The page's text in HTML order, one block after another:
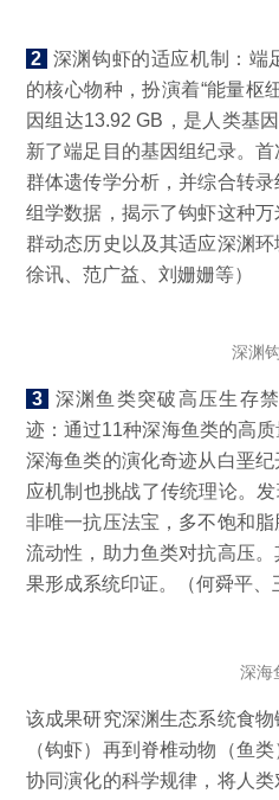
2 深渊钩虾的适应机制：端
的核心物种，扮演着“能量枢
因组达13.92 GB，是人类基
新了端足目的基因组纪录。
群体遗传学分析，并综合转
组学数据，揭示了钩虾这种
群动态历史以及其适应深渊环
徐讯、范广益、刘姗姗等）
深渊
3
深渊鱼类突破高压生存
迹：通过11种深海鱼类的高
深海鱼类的演化奇迹从白垩
应机制也挑战了传统理论。
非唯一抗压法宝，多不饱和
流动性，助力鱼类对抗高压
果形成系统印证。（何舜平、
深海
该成果研究深渊生态系统食
（钩虾）再到脊椎动物（鱼
协同演化的科学规律，将人